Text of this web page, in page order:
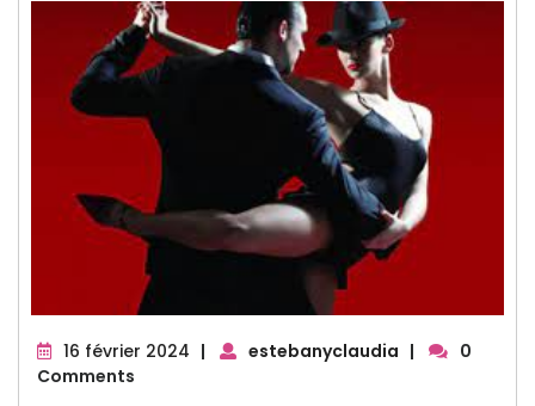
16 février 2024 16| estebanyclaudia |
0
Comments